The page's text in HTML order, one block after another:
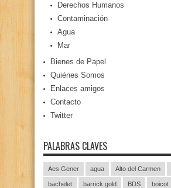
Derechos Humanos
Contaminación
Agua
Mar
Bienes de Papel
Quiénes Somos
Enlaces amigos
Contacto
Twitter
PALABRAS CLAVES
Aes Gener agua Alto del Carmen
bachelet barrick gold BDS boicot